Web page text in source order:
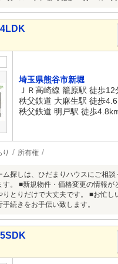
埼玉県熊谷市新堀
ＪＲ高崎線 籠原駅 徒歩12
秩父鉄道 大麻生駅 徒歩
秩父鉄道 明戸駅 徒歩
所有権
ム探しは、ひだまりハウスにご相
す。 ■新規物件・価格変更の情報
りとりだけで大丈夫です。 ■お忙
手続きをお手伝い致します。